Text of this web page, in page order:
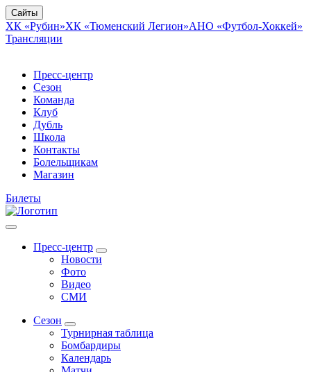
Сайты
ХК «Рубин»ХК «Тюменский Легион»АНО «Футбол-Хоккей»
Трансляции
Пресс-центр
Сезон
Команда
Клуб
Дубль
Школа
Контакты
Болельщикам
Магазин
Билеты
Пресс-центр
Новости
Фото
Видео
СМИ
Сезон
Турнирная таблица
Бомбардиры
Календарь